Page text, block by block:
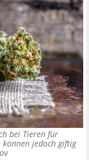
bei Tieren für
können jedoch giftig